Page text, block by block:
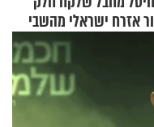
אזרח ישראלי מהשבי